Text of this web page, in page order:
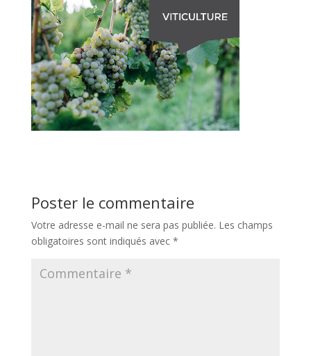
Poster le commentaire
Votre adresse e-mail ne sera pas publiée. Les champs
obligatoires sont indiqués avec *